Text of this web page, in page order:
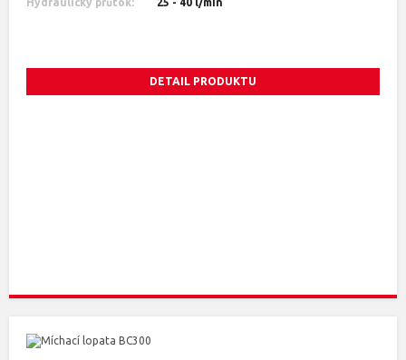
DETAIL PRODUKTU